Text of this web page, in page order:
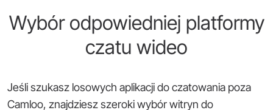
Wybór odpowiedniej platformy
czatu wideo
Jeśli szukasz losowych aplikacji do czatowania poza
Camloo, znajdziesz szeroki wybór witryn do